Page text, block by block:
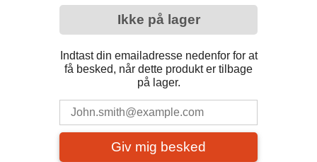
Ikke på lager
Indtast din emailadresse nedenfor for at
få besked, når dette produkt er tilbage
på lager.
Giv mig besked